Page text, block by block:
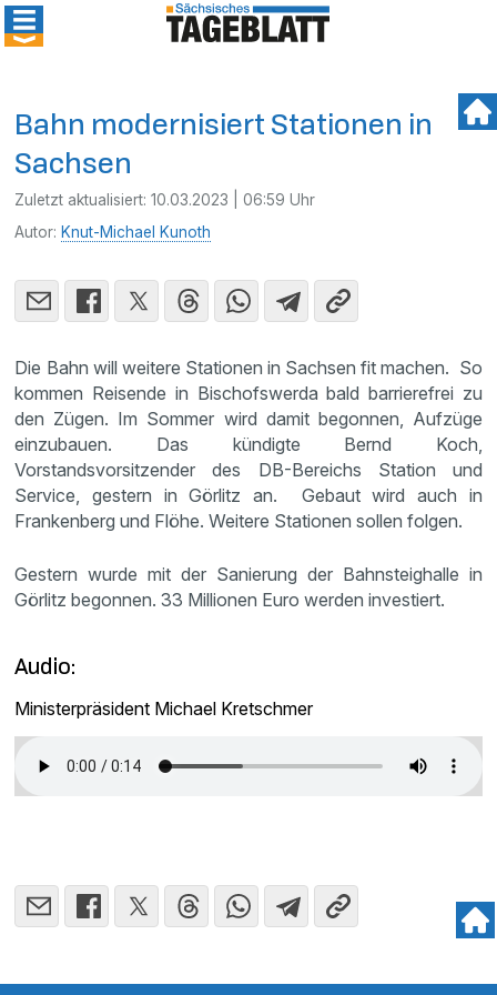
Bahn modernisiert Stationen in
Sachsen
Zuletzt aktualisiert:10.03.2023 | 06:59 Uhr
Autor: Knut-Michael Kunoth
Die Bahn will weitere Stationen in Sachsen fit machen. So
kommen Reisende in Bischofswerda bald barrierefrei zu
den Zügen. Im Sommer wird damit begonnen, Aufzüge
einzubauen. Das kündigte Bernd Koch,
Vorstandsvorsitzender des DB-Bereichs Station und
Service, gestern in Görlitz an. Gebaut wird auch in
Frankenberg und Flöhe. Weitere Stationen sollen folgen.
Gestern wurde mit der Sanierung der Bahnsteighalle in
Görlitz begonnen. 33 Millionen Euro werden investiert.
Audio:
Ministerpräsident Michael Kretschmer